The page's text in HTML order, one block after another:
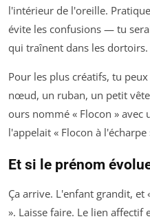
l'intérieur de l'oreille.
évite les confusions — tu
qui traînent dans les dortoirs.
Pour les plus créatifs, tu
nœud, un ruban, un petit
ours nommé « Flocon »
l'appelait « Flocon à
Et si le prénom
Ça arrive. L'enfant grandit, et
». Laisse faire. Le lien